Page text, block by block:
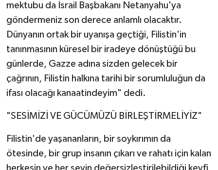
mektubu da İsrail Başbakanı Netanyahu'ya
göndermeniz son derece anlamlı olacaktır.
Dünyanın ortak bir uyanışa geçtiği, Filistin'in
tanınmasının küresel bir iradeye dönüştüğü bu
günlerde, Gazze adına sizden gelecek bir
çağrının, Filistin halkına tarihi bir sorumluluğun da
ifası olacağı kanaatindeyim" dedi.
"SESİMİZİ VE GÜCÜMÜZÜ BİRLEŞTİRMELİYİZ"
Filistin'de yaşananların, bir soykırımın da
ötesinde, bir grup insanın çıkarı ve rahatı için kalan